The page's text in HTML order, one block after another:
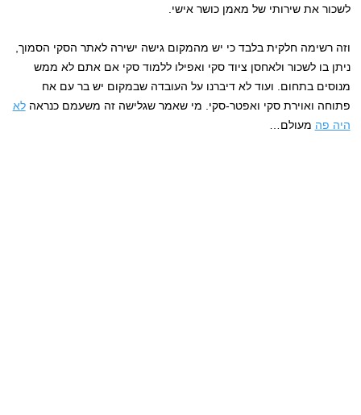
לשכור את שירותי של מאמן כושר אישי.
וזה רשימה חלקית בלבד כי יש מהמקום גישה ישירה לאתר הסקי הסמוך,
ניתן בו לשכור ולאחסן ציוד סקי ואפילו ללמוד סקי אם אתם לא ממש
מנוסים בתחום. ועוד לא דיברנו על העובדה שבמקום יש בר עם אח
פתוחה ואוירת סקי ואפטר-סקי. מי שאמר שגלישה זה משעמם כנראהלא
היה פה מעולם…